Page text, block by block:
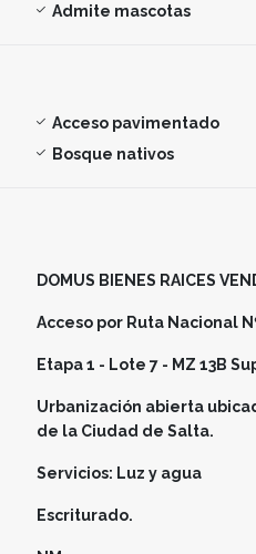
Admite mascotas
Acceso pavimentado
Bosque nativos
DOMUS BIENES RAICES
Acceso por Ruta Nacional
Etapa 1 - Lote 7 - MZ 13B
Urbanización abierta
de la Ciudad de Salta.
Servicios: Luz y agua
Escriturado.